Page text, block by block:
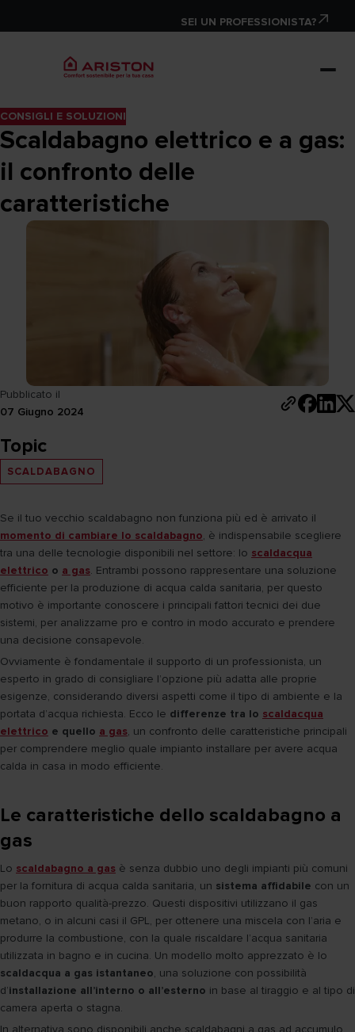
SEI UN PROFESSIONISTA?
CONSIGLI E SOLUZIONI
Scaldabagno elettrico e a gas:
il confronto delle
caratteristiche
Pubblicato il
07 Giugno 2024
Topic
SCALDABAGNO
Se il tuo vecchio scaldabagno non funziona più ed è arrivato il
momento di cambiare lo scaldabagno, è indispensabile scegliere
tra una delle tecnologie disponibili nel settore: lo scaldacqua
elettrico o a gas. Entrambi possono rappresentare una soluzione
efficiente per la produzione di acqua calda sanitaria, per questo
motivo è importante conoscere i principali fattori tecnici dei due
sistemi, per analizzarne pro e contro in modo accurato e prendere
una decisione consapevole.
Ovviamente è fondamentale il supporto di un professionista, un
esperto in grado di consigliare l’opzione più adatta alle proprie
esigenze, considerando diversi aspetti come il tipo di ambiente e la
portata d’acqua richiesta. Ecco le differenze tra lo scaldacqua
elettrico e quello a gas, un confronto delle caratteristiche principali
per comprendere meglio quale impianto installare per avere acqua
calda in casa in modo efficiente.
Le caratteristiche dello scaldabagno a
gas
Lo scaldabagno a gas è senza dubbio uno degli impianti più comuni
per la fornitura di acqua calda sanitaria, un sistema affidabile con un
buon rapporto qualità-prezzo. Questi dispositivi utilizzano il gas
metano, o in alcuni casi il GPL, per ottenere una miscela con l’aria e
produrre la combustione, con la quale riscaldare l’acqua sanitaria
utilizzata in bagno e in cucina. Un modello molto apprezzato è lo
scaldacqua a gas istantaneo, una soluzione con possibilità
d’installazione all’interno o all’esterno in base al tiraggio e al tipo di
camera aperta o stagna.